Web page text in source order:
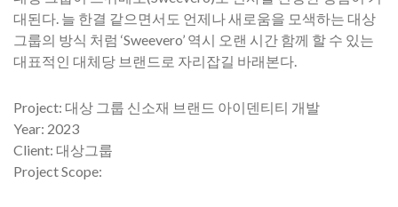
대된다. 늘 한결 같으면서도 언제나 새로움을 모색하는 대상
그룹의 방식 처럼 ‘Sweevero’ 역시 오랜 시간 함께 할 수 있는
대표적인 대체당 브랜드로 자리잡길 바래본다.
​Project: 대상 그룹 신소재 브랜드 아이덴티티 개발
Year: 2023
Client: 대상그룹
Project Scope: